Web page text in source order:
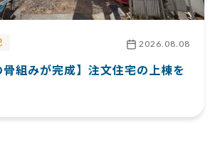
2026.08.08
骨組みが完成】注文住宅の上棟を